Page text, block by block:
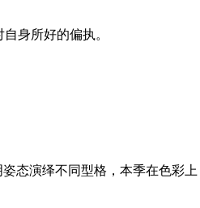
身所好的偏执。
态演绎不同型格，本季在色彩上